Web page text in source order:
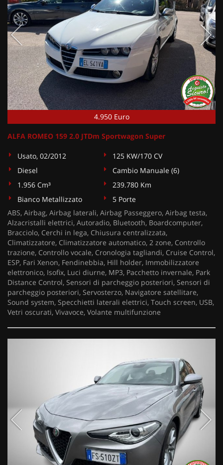
4.950 Euro
ALFA ROMEO 159 2.0 JTDm Sportwagon Super
Usato, 02/2012
125 KW/170 CV
Diesel
Cambio Manuale (6)
1.956 Cm³
239.780 Km
Bianco Metallizzato
5 Porte
ABS, Airbag, Airbag laterali, Airbag Passeggero, Airbag testa,
Alzacristalli elettrici, Autoradio, Bluetooth, Boardcomputer,
Bracciolo, Cerchi in lega, Chiusura centralizzata,
Climatizzatore, Climatizzatore automatico, 2 zone, Controllo
trazione, Controllo vocale, Cronologia tagliandi, Cruise Control,
ESP, Fari Xenon, Fendinebbia, Hill holder, Immobilizzatore
elettronico, Isofix, Luci diurne, MP3, Pacchetto invernale, Park
Distance Control, Sensori di parcheggio posteriori, Sensori di
parcheggio posteriori, Servosterzo, Navigatore satellitare,
Sound system, Specchietti laterali elettrici, Touch screen, USB,
Vetri oscurati, Vivavoce, Volante multifunzione